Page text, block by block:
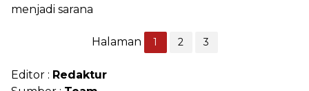
menjadi sarana
Halaman 1 2 3
Editor : Redaktur